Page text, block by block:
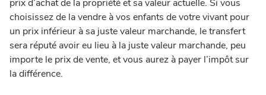
prix d’achat de la propriété et sa valeur actuelle. Si vous
choisissez de la vendre à vos enfants de votre vivant pour
un prix inférieur à sa juste valeur marchande, le transfert
sera réputé avoir eu lieu à la juste valeur marchande, peu
importe le prix de vente, et vous aurez à payer l’impôt sur
la différence.